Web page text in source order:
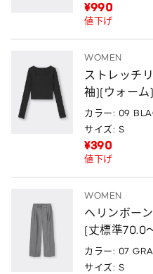
¥990
値下げ
WOMEN
ストレッチ
袖)(ウォーム)
カラー: 09
サイズ: S
¥390
値下げ
WOMEN
ヘリンボー
(丈標準70.0
カラー: 07
サイズ: S